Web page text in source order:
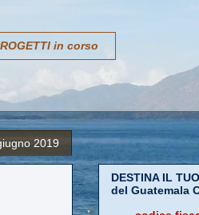
in corso
2019
DESTINA IL
del Guatemala